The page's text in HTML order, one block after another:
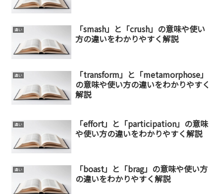
違い
「smash」と「crush」の意味や使い
方の違いをわかりやすく解説
違い
「transform」と「metamorphose」
の意味や使い方の違いをわかりやすく
解説
違い
「effort」と「participation」の意味
や使い方の違いをわかりやすく解説
違い
「boast」と「brag」の意味や使い方
の違いをわかりやすく解説